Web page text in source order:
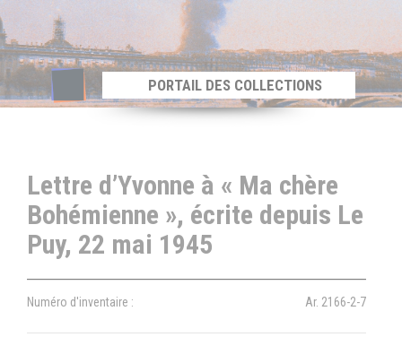
Panneau de gestion des cookies
PORTAIL DES COLLECTIONS
Lettre d’Yvonne à « Ma chère
Bohémienne », écrite depuis Le
Puy, 22 mai 1945
Numéro d'inventaire : Ar. 2166-2-7